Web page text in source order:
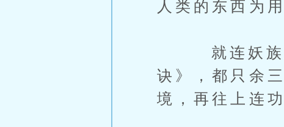
人类的东西为
就连妖族至
诀》，都只余
境，再往上连